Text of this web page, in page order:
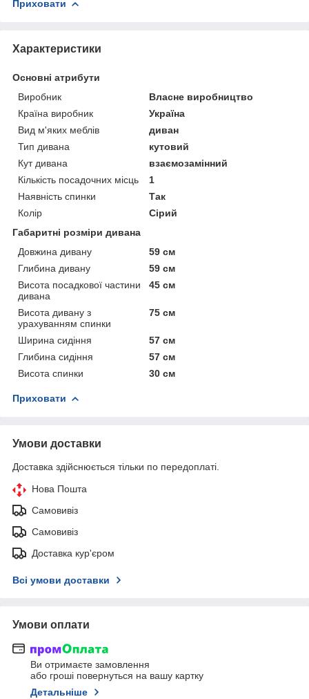
Приховати
Характеристики
Основні атрибути
Виробник
Власне виробництво
Країна виробник
Україна
Вид м'яких меблів
диван
Тип дивана
кутовий
Кут дивана
взаємозамінний
Кількість посадочних місць
1
Наявність спинки
Так
Колір
Сірий
Габаритні розміри дивана
Довжина дивану
59 см
Глибина дивану
59 см
Висота посадкової частини
дивана
45 см
Висота дивану з
урахуванням спинки
75 см
Ширина сидіння
57 см
Глибина сидіння
57 см
Висота спинки
30 см
Приховати
Умови доставки
Доставка здійснюється тільки по передоплаті.
Нова Пошта
Самовивіз
Самовивіз
Доставка кур'єром
Всі умови доставки
Умови оплати
Ви отримаєте замовлення
або гроші повернуться на вашу картку
Детальніше